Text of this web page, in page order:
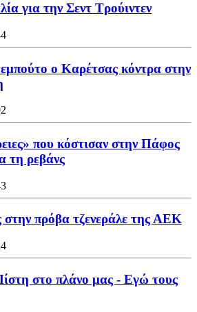
για την Σεντ Τρούιντεν
ο Καρέτσας κόντρα στην
που κόστισαν στην Πάφος
τη ρεβάνς
στην πρόβα τζενεράλε της ΑΕΚ
στο πλάνο μας - Εγώ τους